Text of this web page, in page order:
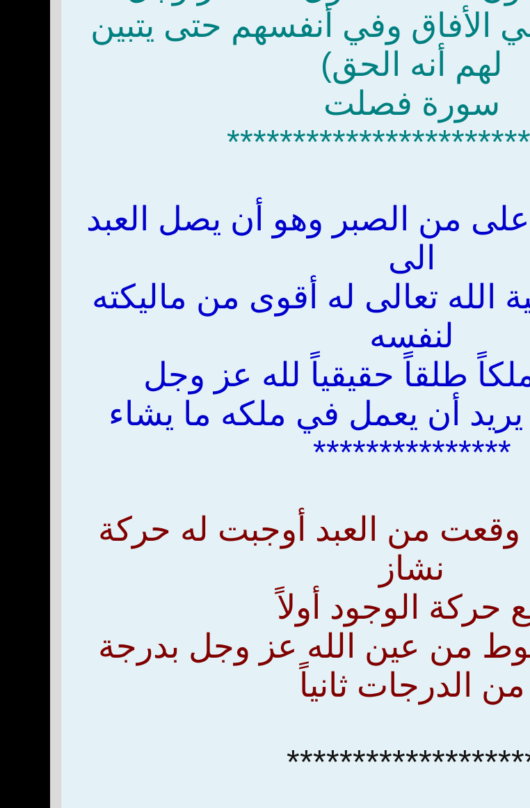
الأفاق وفي أنفسهم حتى يتبين
لهم أنه الحق)
سورة فصلت
من الصبر وهو أن يصل العبد
الى
الله تعالى له أقوى من ماليكته
لنفسه
طلقاً حقيقياً لله عز وجل
يريد أن يعمل في ملكه ما يشاء
***************
وقعت من العبد أوجبت له حركة
نشاز
حركة الوجود أولاً
من عين الله عز وجل بدرجة
من الدرجات ثانياً